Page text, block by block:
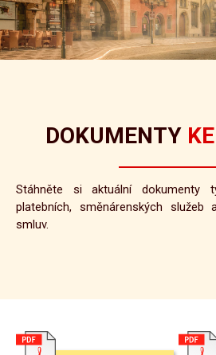
DOKUMENTY
Stáhněte si aktuální dokumenty
platebních, směnárenských služeb
smluv.